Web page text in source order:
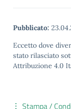
Pubblicato:
Eccetto dove
stato rilasciato
Attribuzione 4.0
Stampa /